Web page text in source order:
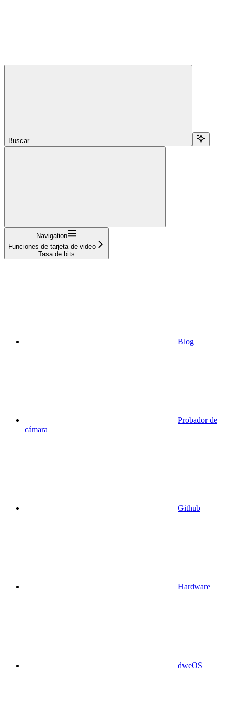
Buscar...
Navigation
Funciones de tarjeta de video
Tasa de bits
Blog
Probador de
cámara
Github
Hardware
dweOS